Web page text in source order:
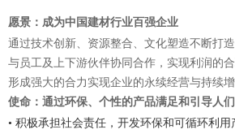
愿景：成为中国建材行业百强企业
通过技术创新、资源整合、文化塑造不断打
与员工及上下游伙伴协同合作，实现利润的
形成强大的合力实现企业的永续经营与持续
使命：通过环保、个性的产品满足和引导人
• 积极承担社会责任，开发环保和可循环利用